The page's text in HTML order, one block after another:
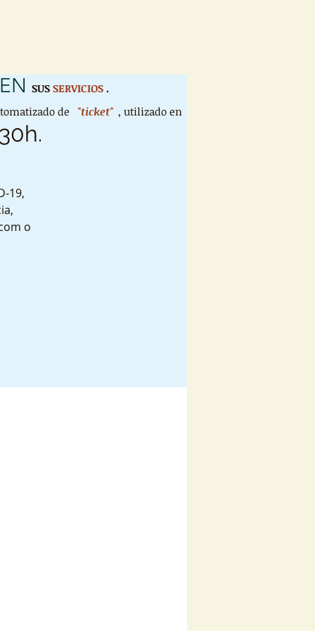
19,
o
SUS SERVICIOS .
de "ticket" , utilizado en